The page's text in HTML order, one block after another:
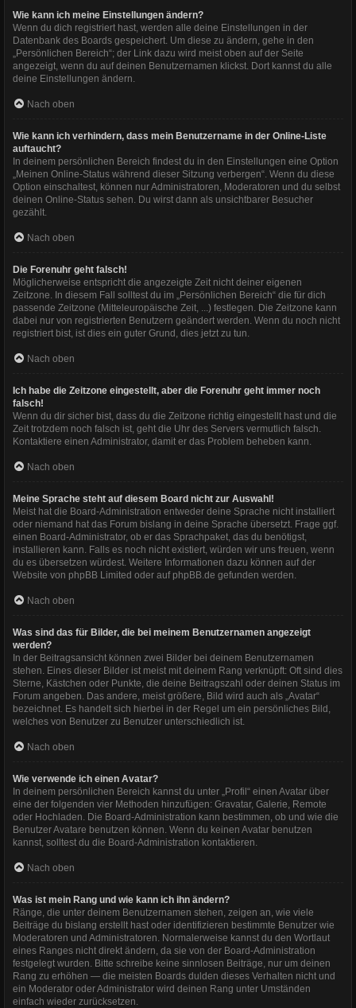
Wie kann ich meine Einstellungen ändern?
Wenn du dich registriert hast, werden alle deine Einstellungen in der
Datenbank des Boards gespeichert. Um diese zu ändern, gehe in den
„Persönlichen Bereich“; der Link dazu wird meist oben auf der Seite
angezeigt, wenn du auf deinen Benutzernamen klickst. Dort kannst du alle
deine Einstellungen ändern.
Nach oben
Wie kann ich verhindern, dass mein Benutzername in der Online-Liste
auftaucht?
In deinem persönlichen Bereich findest du in den Einstellungen eine Option
„Meinen Online-Status während dieser Sitzung verbergen“. Wenn du diese
Option einschaltest, können nur Administratoren, Moderatoren und du selbst
deinen Online-Status sehen. Du wirst dann als unsichtbarer Besucher
gezählt.
Nach oben
Die Forenuhr geht falsch!
Möglicherweise entspricht die angezeigte Zeit nicht deiner eigenen
Zeitzone. In diesem Fall solltest du im „Persönlichen Bereich“ die für dich
passende Zeitzone (Mitteleuropäische Zeit, ...) festlegen. Die Zeitzone kann
dabei nur von registrierten Benutzern geändert werden. Wenn du noch nicht
registriert bist, ist dies ein guter Grund, dies jetzt zu tun.
Nach oben
Ich habe die Zeitzone eingestellt, aber die Forenuhr geht immer noch
falsch!
Wenn du dir sicher bist, dass du die Zeitzone richtig eingestellt hast und die
Zeit trotzdem noch falsch ist, geht die Uhr des Servers vermutlich falsch.
Kontaktiere einen Administrator, damit er das Problem beheben kann.
Nach oben
Meine Sprache steht auf diesem Board nicht zur Auswahl!
Meist hat die Board-Administration entweder deine Sprache nicht installiert
oder niemand hat das Forum bislang in deine Sprache übersetzt. Frage ggf.
einen Board-Administrator, ob er das Sprachpaket, das du benötigst,
installieren kann. Falls es noch nicht existiert, würden wir uns freuen, wenn
du es übersetzen würdest. Weitere Informationen dazu können auf der
Website von phpBB Limited oder auf phpBB.de gefunden werden.
Nach oben
Was sind das für Bilder, die bei meinem Benutzernamen angezeigt
werden?
In der Beitragsansicht können zwei Bilder bei deinem Benutzernamen
stehen. Eines dieser Bilder ist meist mit deinem Rang verknüpft: Oft sind dies
Sterne, Kästchen oder Punkte, die deine Beitragszahl oder deinen Status im
Forum angeben. Das andere, meist größere, Bild wird auch als „Avatar“
bezeichnet. Es handelt sich hierbei in der Regel um ein persönliches Bild,
welches von Benutzer zu Benutzer unterschiedlich ist.
Nach oben
Wie verwende ich einen Avatar?
In deinem persönlichen Bereich kannst du unter „Profil“ einen Avatar über
eine der folgenden vier Methoden hinzufügen: Gravatar, Galerie, Remote
oder Hochladen. Die Board-Administration kann bestimmen, ob und wie die
Benutzer Avatare benutzen können. Wenn du keinen Avatar benutzen
kannst, solltest du die Board-Administration kontaktieren.
Nach oben
Was ist mein Rang und wie kann ich ihn ändern?
Ränge, die unter deinem Benutzernamen stehen, zeigen an, wie viele
Beiträge du bislang erstellt hast oder identifizieren bestimmte Benutzer wie
Moderatoren und Administratoren. Normalerweise kannst du den Wortlaut
eines Ranges nicht direkt ändern, da sie von der Board-Administration
festgelegt wurden. Bitte schreibe keine sinnlosen Beiträge, nur um deinen
Rang zu erhöhen — die meisten Boards dulden dieses Verhalten nicht und
ein Moderator oder Administrator wird deinen Rang unter Umständen
einfach wieder zurücksetzen.